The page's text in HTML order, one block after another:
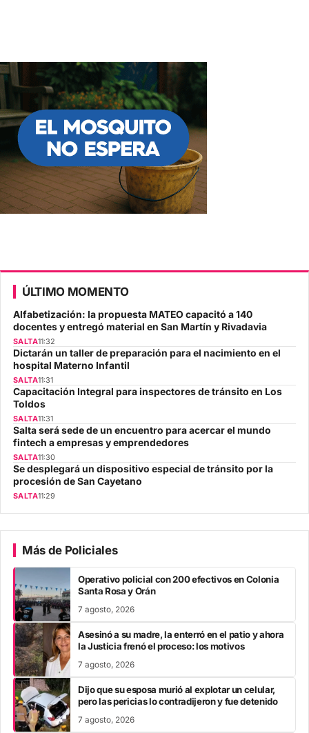
ÚLTIMO MOMENTO
Alfabetización: la propuesta MATEO capacitó a 140
docentes y entregó material en San Martín y Rivadavia
SALTA11:32
Dictarán un taller de preparación para el nacimiento en el
hospital Materno Infantil
SALTA11:31
Capacitación Integral para inspectores de tránsito en Los
Toldos
SALTA11:31
Salta será sede de un encuentro para acercar el mundo
fintech a empresas y emprendedores
SALTA11:30
Se desplegará un dispositivo especial de tránsito por la
procesión de San Cayetano
SALTA11:29
Más de Policiales
Operativo policial con 200 efectivos en Colonia
Santa Rosa y Orán
7 agosto, 2026
Asesinó a su madre, la enterró en el patio y ahora
la Justicia frenó el proceso: los motivos
7 agosto, 2026
Dijo que su esposa murió al explotar un celular,
pero las pericias lo contradijeron y fue detenido
7 agosto, 2026